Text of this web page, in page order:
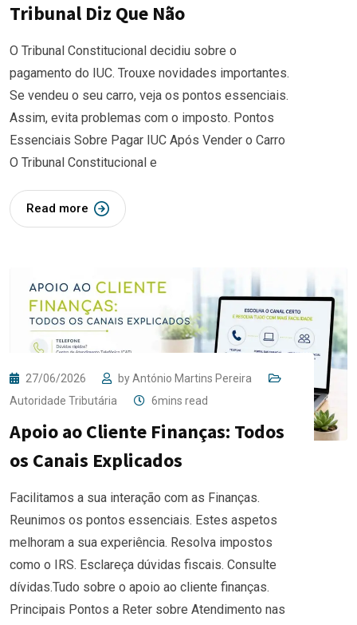
Tribunal Diz Que Não
O Tribunal Constitucional decidiu sobre o
pagamento do IUC. Trouxe novidades importantes.
Se vendeu o seu carro, veja os pontos essenciais.
Assim, evita problemas com o imposto. Pontos
Essenciais Sobre Pagar IUC Após Vender o Carro
O Tribunal Constitucional e
Read more
27/06/2026 byAntónio Martins Pereira
Autoridade Tributária
6mins read
Apoio ao Cliente Finanças: Todos
os Canais Explicados
Facilitamos a sua interação com as Finanças.
Reunimos os pontos essenciais. Estes aspetos
melhoram a sua experiência. Resolva impostos
como o IRS. Esclareça dúvidas fiscais. Consulte
dívidas.Tudo sobre o apoio ao cliente finanças.
Principais Pontos a Reter sobre Atendimento nas